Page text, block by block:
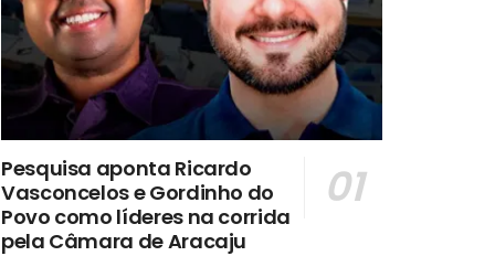
Pesquisa aponta Ricardo
Vasconcelos e Gordinho do
Povo como líderes na corrida
pela Câmara de Aracaju